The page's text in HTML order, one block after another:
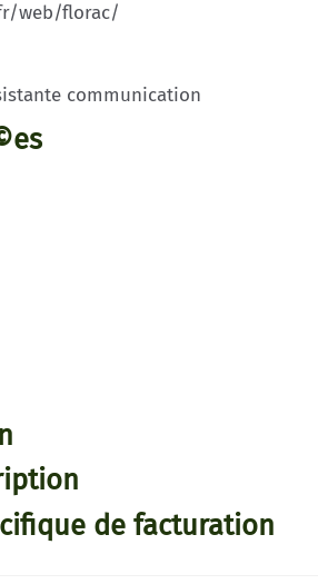
web/florac/
communication
de facturation